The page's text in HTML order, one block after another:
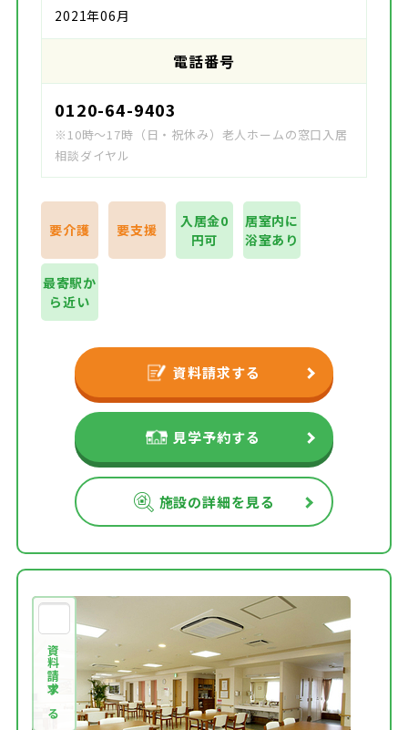
2021年06月
電話番号
0120-64-9403
※10時～17時（日・祝休み）老人ホームの窓口入居
相談ダイヤル
要介護 要支援
入居金0
円可
居室内に
浴室あり
最寄駅か
ら近い
資料請求する
見学予約する
施設の詳細を見る
資料請求する